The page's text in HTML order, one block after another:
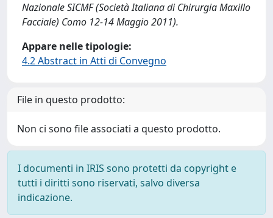
Nazionale SICMF (Società Italiana di Chirurgia Maxillo
Facciale) Como 12-14 Maggio 2011).
Appare nelle tipologie:
4.2 Abstract in Atti di Convegno
File in questo prodotto:
Non ci sono file associati a questo prodotto.
I documenti in IRIS sono protetti da copyright e
tutti i diritti sono riservati, salvo diversa
indicazione.